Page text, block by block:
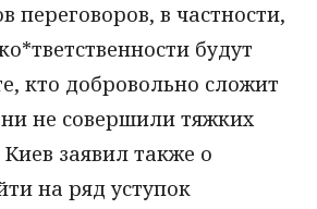
переговоров, в частности,
будут
кто добровольно сложит
не совершили тяжких
заявил также о
на ряд уступок